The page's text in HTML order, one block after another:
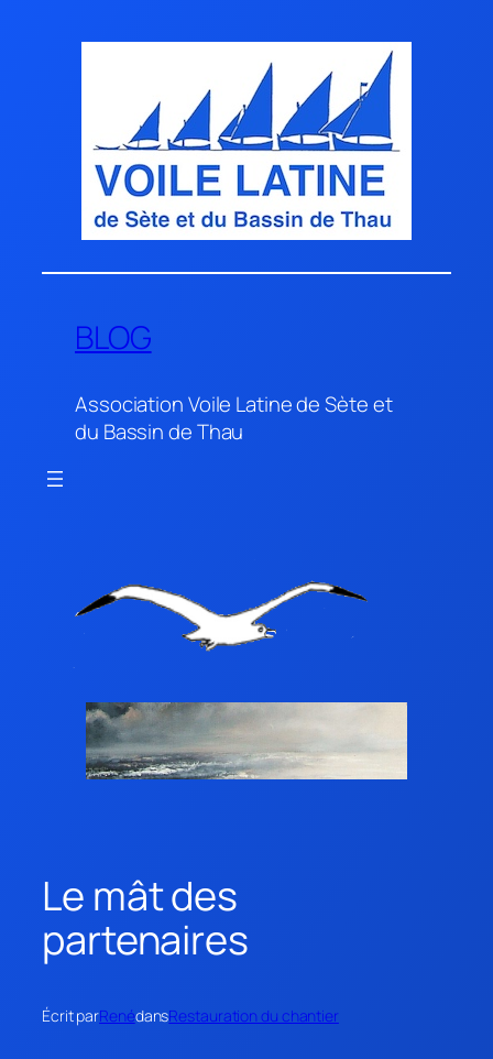
BLOG
Association Voile Latine de Sète et
du Bassin de Thau
Le mât des
partenaires
Écrit parRenédansRestauration du chantier